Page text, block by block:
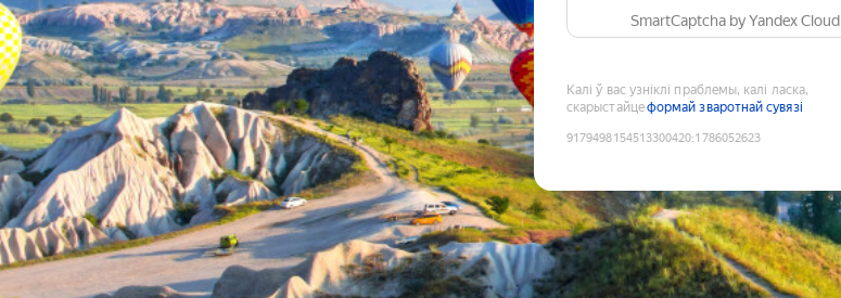
SmartCaptcha by Yandex Cloud
Калі ў вас узніклі праблемы, калі ласка,
скарыстайцеформай зваротнай сувязі
9179498154513300420:1786052623